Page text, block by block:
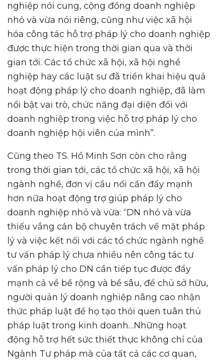
nghiệp nói cung, cộng đồng doanh nghiệp
nhỏ và vừa nói riêng, cũng như việc xã hội
hóa công tác hỗ trợ pháp lý cho doanh nghiệp
được thực hiện trong thời gian qua và thời
gian tới. Các tổ chức xã hội, xã hội nghề
nghiệp hay các luật sư đã triển khai hiệu quả
hoạt động pháp lý cho doanh nghiệp, đã làm
nổi bật vai trò, chức năng đại diện đối với
doanh nghiệp trong việc hỗ trợ pháp lý cho
doanh nghiệp hội viên của mình”.
Cũng theo TS. Hồ Minh Sơn còn cho rằng
trong thời gian tới, các tổ chức xã hội, xã hội
ngành nghề, đơn vị cầu nối cần đẩy mạnh
hơn nữa hoạt động trợ giúp pháp lý cho
doanh nghiệp nhỏ và vừa: “DN nhỏ và vừa
thiếu vắng cán bộ chuyên trách về mặt pháp
lý và việc kết nối với các tổ chức ngành nghề
tư vấn pháp lý chưa nhiều nên công tác tư
vấn pháp lý cho DN cần tiếp tục được đẩy
mạnh cả về bề rộng và bề sâu, để chủ sở hữu,
người quản lý doanh nghiệp nâng cao nhận
thức pháp luật để họ tạo thói quen tuân thủ
pháp luật trong kinh doanh…Những hoạt
động hỗ trợ hết sức thiết thực không chỉ của
Ngành Tư pháp mà của tất cả các cơ quan,